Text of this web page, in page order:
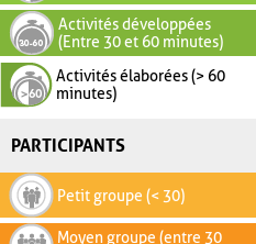
Activités développées
(Entre 30 et 60 minutes)
Activités élaborées (> 60
minutes)
PARTICIPANTS
Petit groupe (< 30)
Moyen groupe (entre 30